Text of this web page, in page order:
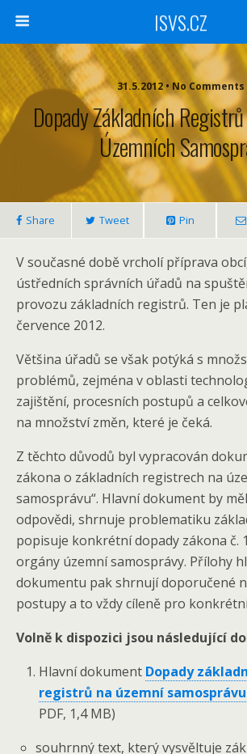
ISVS.CZ
31.5.2012 • No Comments
Dopady Základních
Územních
Share Tweet Pin
V současné době vrcholí příprava
ústředních správních úřadů na
provozu základních registrů. Ten je
července 2012.
Většina úřadů se však potýká s
problémů, zejména v oblasti
zajištění, procesních postupů a
na množství změn, které je čeká.
Z těchto důvodů byl vypracován
zákona o základních registrech na
samosprávu“. Hlavní dokument by
odpovědi, shrnuje problematiku
popisuje konkrétní dopady zákona č.
orgány územní samosprávy. Přílohy
dokumentu pak shrnují doporučené
postupy a to vždy cíleně pro
Volně k dispozici jsou následující
Hlavní dokument Dopady
registrů na územní samosprávu
PDF, 1,4 MB)
souhrnný text, který vysvěltuje